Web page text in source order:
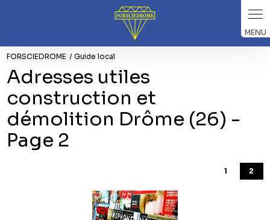
FORSCIEDROME Guide local
Adresses utiles
construction et
démolition Drôme (26) -
Page 2
1 2
Panneau de gestion des cookies